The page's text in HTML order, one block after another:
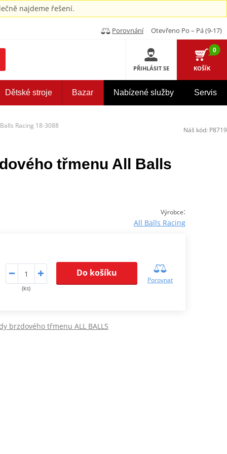
najdeme řešení.
Porovnání Otevřeno Po – Pá (9-17)
PŘIHLÁSIT SE
0
KOŠÍK
Dětské stroje Bazar Nabízené služby Servis
Racing 18-3088
třmenu All Balls
Výrobce:
All Balls Racing
(ks)
Do košíku
Porovnat
brzdového třmenu ALL BALLS
Náš kód: P8719